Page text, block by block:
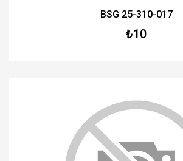
BSG 25-310-017
₺10